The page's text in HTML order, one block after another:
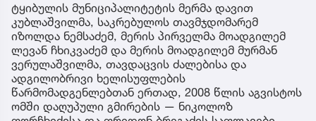
ტყიბულის მუნიციპალიტეტის მერმა დავით
კუბლაშვილმა, საკრებულოს თავმჯდომარემ
იზოლდა ნემსაძემ, მერის პირველმა მოადგილემ
ლევან ჩხიკვაძემ და მერის მოადგილემ მურმან
ვერულაშვილმა, თავდაცვის ძალებისა და
ადგილობრივი ხელისუფლების
წარმომადგენლებთან ერთად, 2008 წლის აგვისტოს
ომში დაღუპული გმირების — ნიკოლოზ